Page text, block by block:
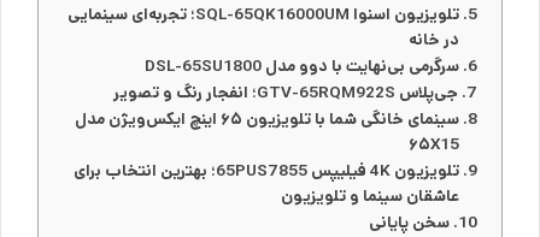
تلویزیون اسنوا SQL-65QK16000UM؛ تجربه‌ای سینمایی
در خانه
سرگرمی بی‌نهایت با دوو مدل DSL-65SU1800
جی‌پلاس GTV-65RQM922S؛ انفجار رنگ و تصویر
سینمای خانگی شما با تلویزیون ۶۵ اینچ ایکس‌ویژن مدل
۶۵X15
تلویزیون 4K فیلیپس 65PUS7855؛ بهترین انتخاب برای
عاشقان سینما و تلویزیون
سخن پایانی